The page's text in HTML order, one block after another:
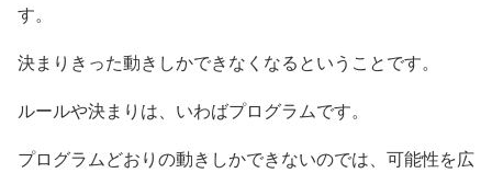
す。
決まりきった動きしかできなくなるということです。
ルールや決まりは、いわばプログラムです。
プログラムどおりの動きしかできないのでは、可能性を広